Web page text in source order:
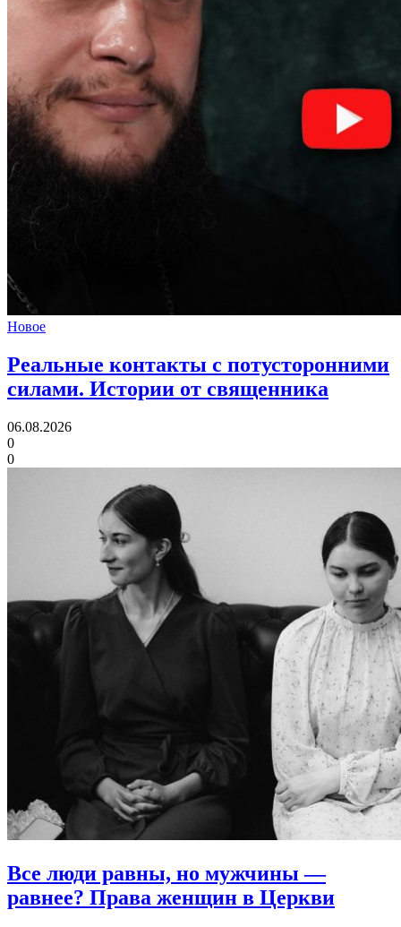
Новое
Реальные контакты с потусторонними
силами. Истории от священника
06.08.2026
0
0
Все люди равны, но мужчины —
равнее? Права женщин в Церкви